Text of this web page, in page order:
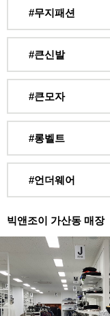
#무지패션
#큰신발
#큰모자
#롱벨트
#언더웨어
빅앤조이 가산동 매장